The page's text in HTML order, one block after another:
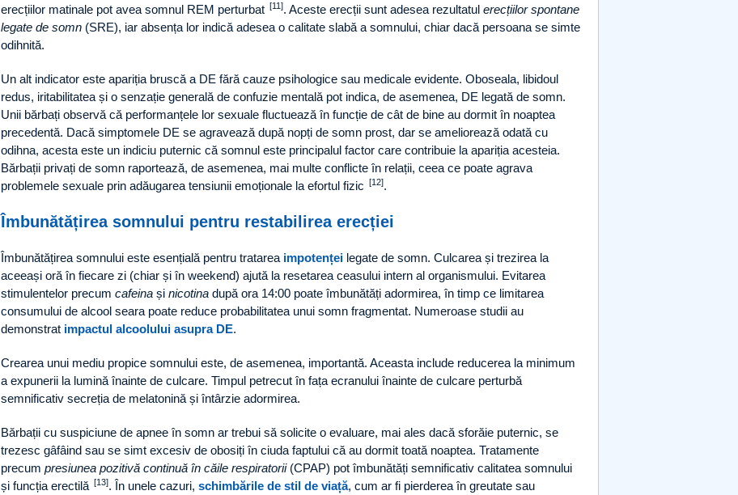
erecțiilor matinale pot avea somnul REM perturbat [11]. Aceste erecții sunt adesea rezultatul erecțiilor spontane
legate de somn (SRE), iar absența lor indică adesea o calitate slabă a somnului, chiar dacă persoana se simte
odihnită.
Un alt indicator este apariția bruscă a DE fără cauze psihologice sau medicale evidente. Oboseala, libidoul
redus, iritabilitatea și o senzație generală de confuzie mentală pot indica, de asemenea, DE legată de somn.
Unii bărbați observă că performanțele lor sexuale fluctuează în funcție de cât de bine au dormit în noaptea
precedentă. Dacă simptomele DE se agravează după nopți de somn prost, dar se ameliorează odată cu
odihna, acesta este un indiciu puternic că somnul este principalul factor care contribuie la apariția acesteia.
Bărbații privați de somn raportează, de asemenea, mai multe conflicte în relații, ceea ce poate agrava
problemele sexuale prin adăugarea tensiunii emoționale la efortul fizic [12].
Îmbunătățirea somnului pentru restabilirea erecției
Îmbunătățirea somnului este esențială pentru tratarea impotenței legate de somn. Culcarea și trezirea la
aceeași oră în fiecare zi (chiar și în weekend) ajută la resetarea ceasului intern al organismului. Evitarea
stimulentelor precum cafeina și nicotina după ora 14:00 poate îmbunătăți adormirea, în timp ce limitarea
consumului de alcool seara poate reduce probabilitatea unui somn fragmentat. Numeroase studii au
demonstrat impactul alcoolului asupra DE.
Crearea unui mediu propice somnului este, de asemenea, importantă. Aceasta include reducerea la minimum
a expunerii la lumină înainte de culcare. Timpul petrecut în fața ecranului înainte de culcare perturbă
semnificativ secreția de melatonină și întârzie adormirea.
Bărbații cu suspiciune de apnee în somn ar trebui să solicite o evaluare, mai ales dacă sforăie puternic, se
trezesc gâfâind sau se simt excesiv de obosiți în ciuda faptului că au dormit toată noaptea. Tratamente
precum presiunea pozitivă continuă în căile respiratorii(CPAP) pot îmbunătăți semnificativ calitatea somnului
și funcția erectilă [13]. În unele cazuri, schimbările de stil de viață, cum ar fi pierderea în greutate sau